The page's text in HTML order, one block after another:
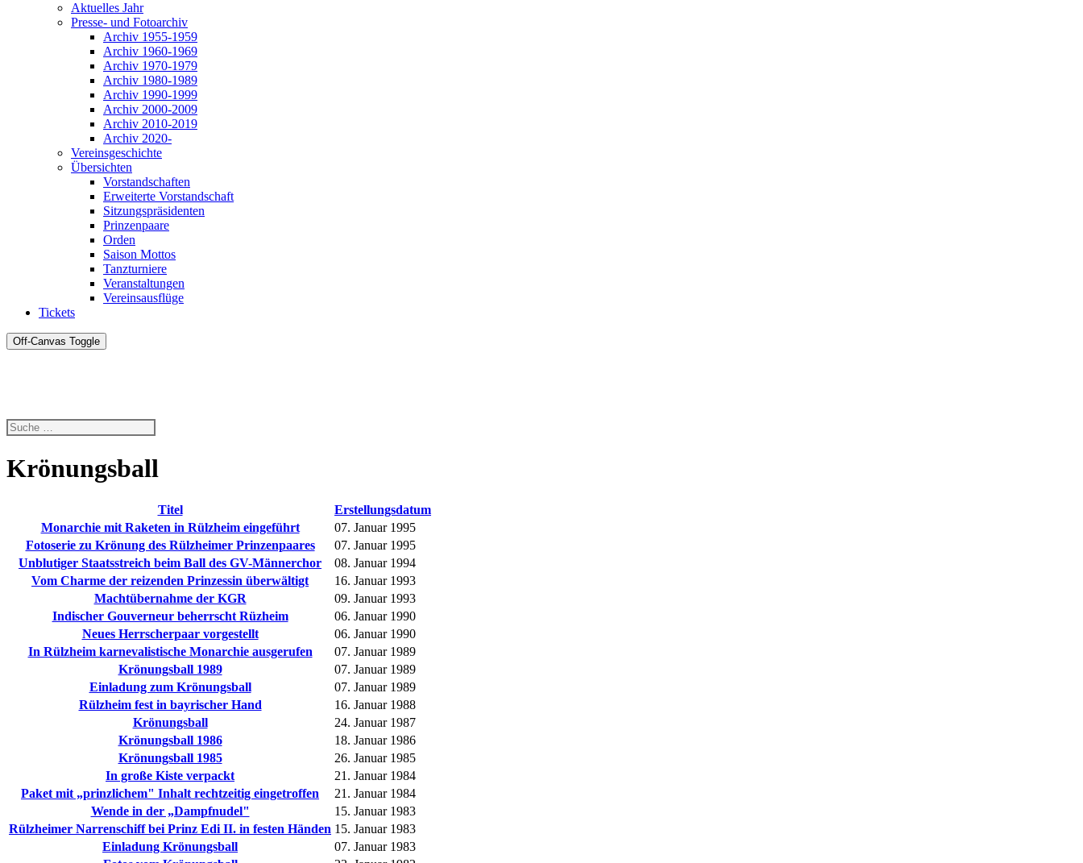
Aktuelles Jahr
Presse- und Fotoarchiv
Archiv 1955-1959
Archiv 1960-1969
Archiv 1970-1979
Archiv 1980-1989
Archiv 1990-1999
Archiv 2000-2009
Archiv 2010-2019
Archiv 2020-
Vereinsgeschichte
Übersichten
Vorstandschaften
Erweiterte Vorstandschaft
Sitzungspräsidenten
Prinzenpaare
Orden
Saison Mottos
Tanzturniere
Veranstaltungen
Vereinsausflüge
Tickets
Off-Canvas Toggle
Krönungsball
Titel
Erstellungsdatum
Monarchie mit Raketen in Rülzheim eingeführt
07. Januar 1995
Fotoserie zu Krönung des Rülzheimer Prinzenpaares
07. Januar 1995
Unblutiger Staatsstreich beim Ball des GV-Männerchor
08. Januar 1994
Vom Charme der reizenden Prinzessin überwältigt
16. Januar 1993
Machtübernahme der KGR
09. Januar 1993
Indischer Gouverneur beherrscht Rüzheim
06. Januar 1990
Neues Herrscherpaar vorgestellt
06. Januar 1990
In Rülzheim karnevalistische Monarchie ausgerufen
07. Januar 1989
Krönungsball 1989
07. Januar 1989
Einladung zum Krönungsball
07. Januar 1989
Rülzheim fest in bayrischer Hand
16. Januar 1988
Krönungsball
24. Januar 1987
Krönungsball 1986
18. Januar 1986
Krönungsball 1985
26. Januar 1985
In große Kiste verpackt
21. Januar 1984
Paket mit „prinzlichem" Inhalt rechtzeitig eingetroffen
21. Januar 1984
Wende in der „Dampfnudel"
15. Januar 1983
Rülzheimer Narrenschiff bei Prinz Edi II. in festen Händen 15. Januar 1983
Einladung Krönungsball
07. Januar 1983